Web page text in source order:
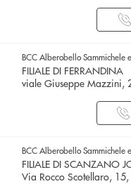
BCC Alberobello Sammichele
FILIALE DI FERRANDINA
viale Giuseppe Mazzini,
BCC Alberobello Sammichele
FILIALE DI SCANZANO
Via Rocco Scotellaro,